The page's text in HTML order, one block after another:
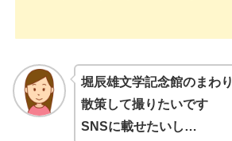
堀辰雄文学記念館のまわ
散策して撮りたいです
SNSに載せたいし…